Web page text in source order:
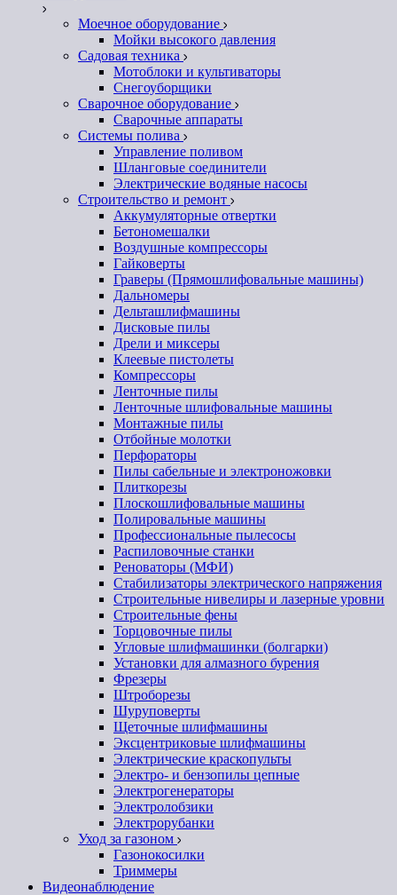
Моечное оборудование
Мойки высокого давления
Садовая техника
Мотоблоки и культиваторы
Снегоуборщики
Сварочное оборудование
Сварочные аппараты
Системы полива
Управление поливом
Шланговые соединители
Электрические водяные насосы
Строительство и ремонт
Аккумуляторные отвертки
Бетономешалки
Воздушные компрессоры
Гайковерты
Граверы (Прямошлифовальные машины)
Дальномеры
Дельташлифмашины
Дисковые пилы
Дрели и миксеры
Клеевые пистолеты
Компрессоры
Ленточные пилы
Ленточные шлифовальные машины
Монтажные пилы
Отбойные молотки
Перфораторы
Пилы сабельные и электроножовки
Плиткорезы
Плоскошлифовальные машины
Полировальные машины
Профессиональные пылесосы
Распиловочные станки
Реноваторы (МФИ)
Стабилизаторы электрического напряжения
Строительные нивелиры и лазерные уровни
Строительные фены
Торцовочные пилы
Угловые шлифмашинки (болгарки)
Установки для алмазного бурения
Фрезеры
Штроборезы
Шуруповерты
Щеточные шлифмашины
Эксцентриковые шлифмашины
Электрические краскопульты
Электро- и бензопилы цепные
Электрогенераторы
Электролобзики
Электрорубанки
Уход за газоном
Газонокосилки
Триммеры
Видеонаблюдение